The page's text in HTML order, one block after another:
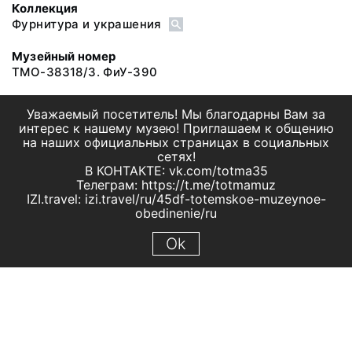
Коллекция
Фурнитура и украшения
Музейный номер
ТМО-38318/3. ФиУ-390
Уважаемый посетитель! Мы благодарны Вам за
интерес к нашему музею! Приглашаем к общению
на наших официальных страницах в социальных
сетях!
В КОНТАКТЕ: vk.com/totma35
Телеграм: https://t.me/totmamuz
IZI.travel: izi.travel/ru/45df-totemskoe-muzeynoe-
obedinenie/ru
Ok